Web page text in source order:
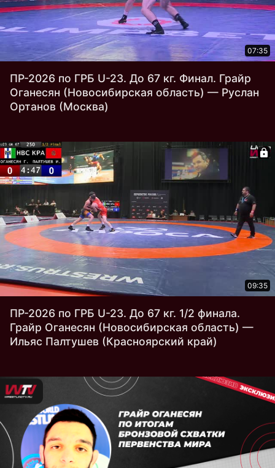
07:35
ПР-2026 по ГРБ U-23. До 67 кг. Финал. Грайр
Оганесян (Новосибирская область) — Руслан
Ортанов (Москва)
09:35
ПР-2026 по ГРБ U-23. До 67 кг. 1/2 финала.
Грайр Оганесян (Новосибирская область) —
Ильяс Палтушев (Красноярский край)